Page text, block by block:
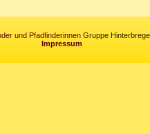
und PfadfinderinnenGruppe
Impressum